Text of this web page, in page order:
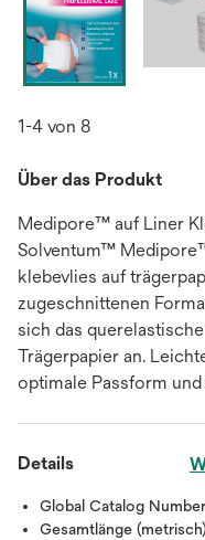
1-4 von 8
Über das Produkt
Medipore™ auf Liner
Solventum™
klebevlies auf
zugeschnittenen
sich das
Trägerpapier an.
optimale Passform
Details
Global Catalog
Gesamtlänge